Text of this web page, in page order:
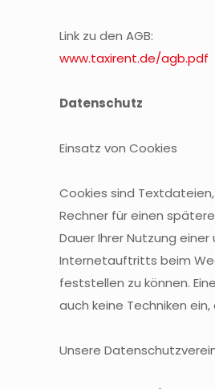
Link zu den AGB:
www.taxirent.de/agb.pdf
Datenschutz
Einsatz von Cookies
Cookies sind
Rechner für einen
Dauer Ihrer Nutzung
Internetauftritts beim
feststellen zu können.
auch keine Techniken
Unsere